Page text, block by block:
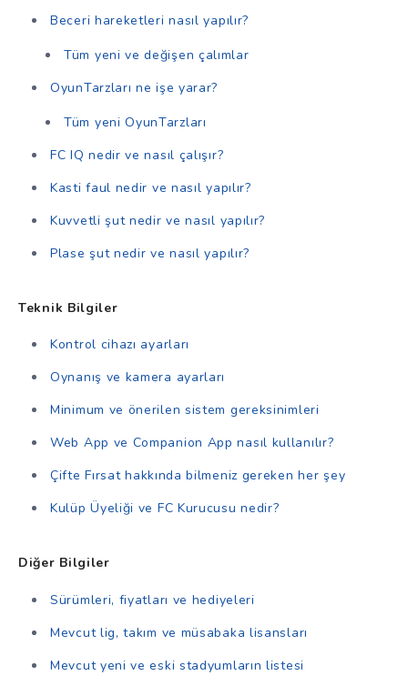
Beceri hareketleri nasıl yapılır?
Tüm yeni ve değişen çalımlar
OyunTarzları ne işe yarar?
Tüm yeni OyunTarzları
FC IQ nedir ve nasıl çalışır?
Kasti faul nedir ve nasıl yapılır?
Kuvvetli şut nedir ve nasıl yapılır?
Plase şut nedir ve nasıl yapılır?
Teknik Bilgiler
Kontrol cihazı ayarları
Oynanış ve kamera ayarları
Minimum ve önerilen sistem gereksinimleri
Web App ve Companion App nasıl kullanılır?
Çifte Fırsat hakkında bilmeniz gereken her şey
Kulüp Üyeliği ve FC Kurucusu nedir?
Diğer Bilgiler
Sürümleri, fiyatları ve hediyeleri
Mevcut lig, takım ve müsabaka lisansları
Mevcut yeni ve eski stadyumların listesi